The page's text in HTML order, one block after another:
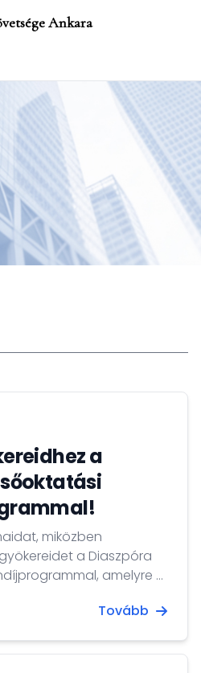
Ankara
menu
a
miközben
a Diaszpóra
amelyre a
Tovább